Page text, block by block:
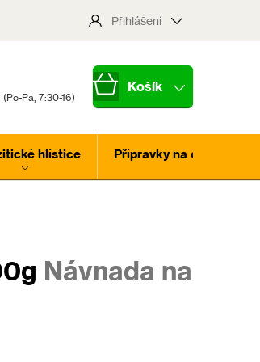
Přihlášení
Nákupní
hlístice Přípravky na ochranu
Návnada na